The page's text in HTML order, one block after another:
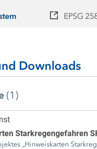
EPSG
Downloads
(1)
Starkregengefahren
„Hinweiskarten